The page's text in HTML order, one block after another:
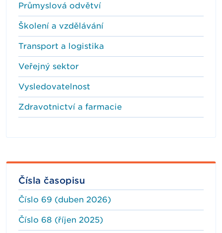
Průmyslová odvětví
Školení a vzdělávání
Transport a logistika
Veřejný sektor
Vysledovatelnost
Zdravotnictví a farmacie
Čísla časopisu
Číslo 69 (duben 2026)
Číslo 68 (říjen 2025)